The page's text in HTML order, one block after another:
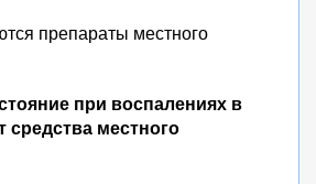
препараты местного
при воспалениях в
средства местного